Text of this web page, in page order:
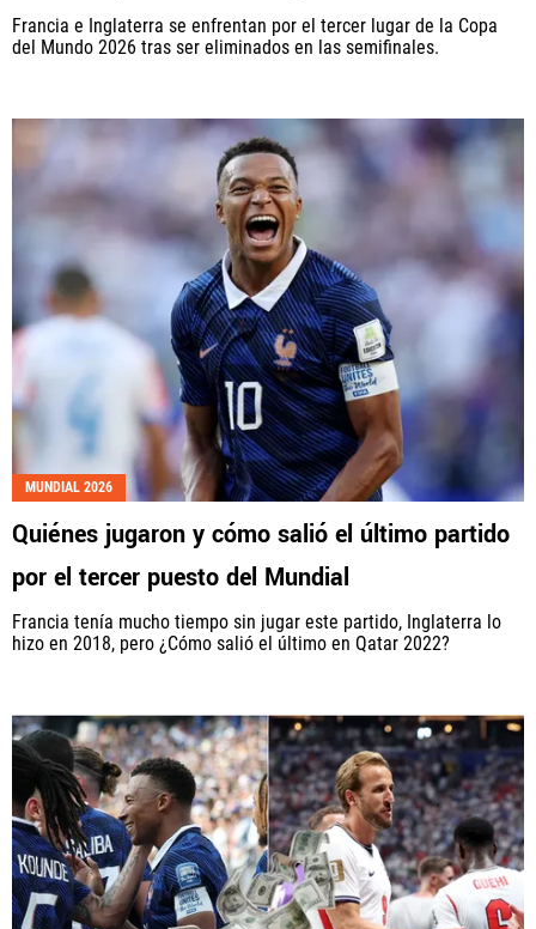
Francia e Inglaterra se enfrentan por el tercer lugar de la Copa
del Mundo 2026 tras ser eliminados en las semifinales.
MUNDIAL 2026
Quiénes jugaron y cómo salió el último partido
por el tercer puesto del Mundial
Francia tenía mucho tiempo sin jugar este partido, Inglaterra lo
hizo en 2018, pero ¿Cómo salió el último en Qatar 2022?